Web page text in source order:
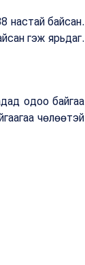
настай байсан.
гэж ярьдаг.
одоо байгаа
чөлөөтэй